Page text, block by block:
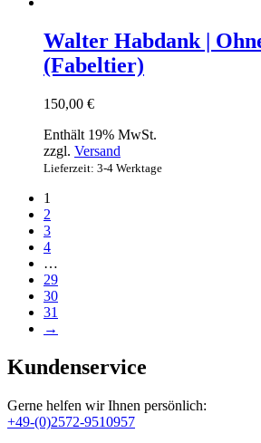
Walter Habdank |
(Fabeltier)
150,00 €
Enthält 19% MwSt.
zzgl. Versand
Lieferzeit: 3-4 Werktage
1
2
3
4
…
29
30
31
→
Kundenservice
Gerne helfen wir Ihnen persönlich:
+49-(0)2572-9510957